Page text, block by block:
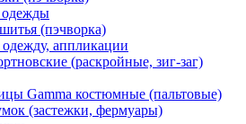
(пэчворка)
аппликации
(раскройные, зиг-заг)
Gamma костюмные (пальтовые)
(застежки, фермуары)